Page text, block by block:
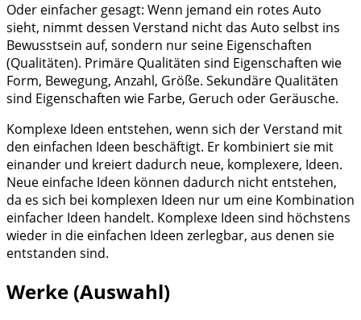
Oder einfacher gesagt: Wenn jemand ein rotes Auto
sieht, nimmt dessen Verstand nicht das Auto selbst ins
Bewusstsein auf, sondern nur seine Eigenschaften
(Qualitäten). Primäre Qualitäten sind Eigenschaften wie
Form, Bewegung, Anzahl, Größe. Sekundäre Qualitäten
sind Eigenschaften wie Farbe, Geruch oder Geräusche.
Komplexe Ideen entstehen, wenn sich der Verstand mit
den einfachen Ideen beschäftigt. Er kombiniert sie mit
einander und kreiert dadurch neue, komplexere, Ideen.
Neue einfache Ideen können dadurch nicht entstehen,
da es sich bei komplexen Ideen nur um eine Kombination
einfacher Ideen handelt. Komplexe Ideen sind höchstens
wieder in die einfachen Ideen zerlegbar, aus denen sie
entstanden sind.
Werke (Auswahl)